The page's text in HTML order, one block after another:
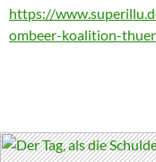
https://
ombeer-koalition-